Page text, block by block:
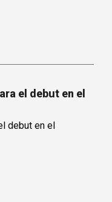
el debut en el